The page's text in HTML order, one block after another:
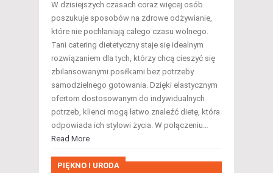
W dzisiejszych czasach coraz więcej osób
poszukuje sposobów na zdrowe odżywianie,
które nie pochłaniają całego czasu wolnego.
Tani catering dietetyczny staje się idealnym
rozwiązaniem dla tych, którzy chcą cieszyć się
zbilansowanymi posiłkami bez potrzeby
samodzielnego gotowania. Dzięki elastycznym
ofertom dostosowanym do indywidualnych
potrzeb, klienci mogą łatwo znaleźć dietę, która
odpowiada ich stylowi życia. W połączeniu…
Read More
PIĘKNO I URODA